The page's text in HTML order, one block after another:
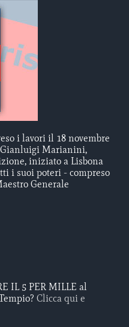
i lavori il 18 novembre
Gianluigi Marianini,
iniziato a Lisbona
i suoi poteri - compreso
Generale
IL 5 PER MILLE al
Clicca qui e